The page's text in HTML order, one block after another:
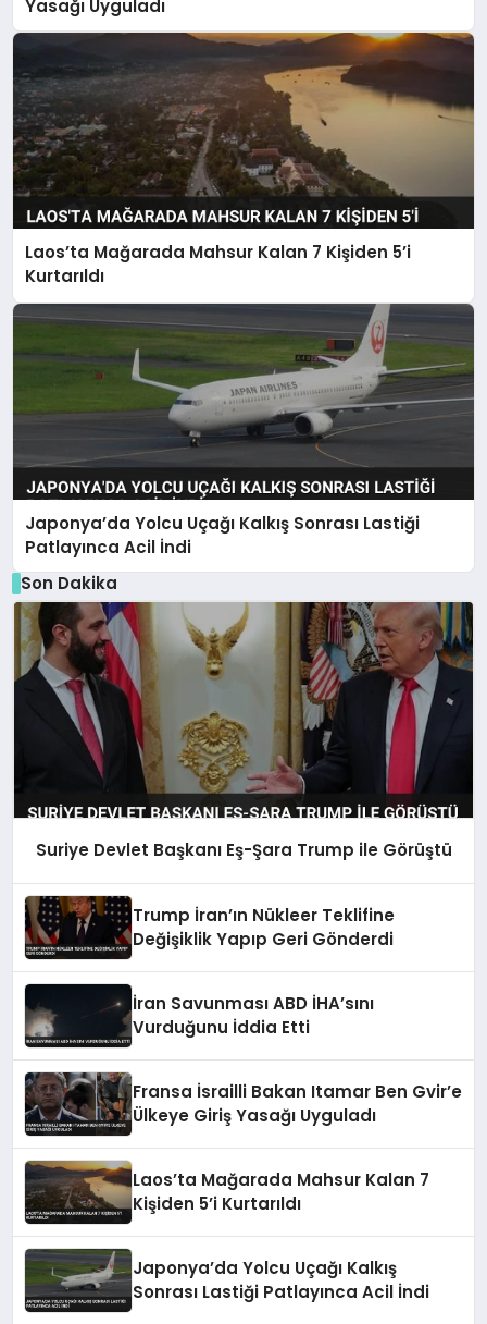
Yasağı Uyguladı
Laos’ta Mağarada Mahsur Kalan 7 Kişiden 5’i
Kurtarıldı
Japonya’da Yolcu Uçağı Kalkış Sonrası Lastiği
Patlayınca Acil İndi
Son Dakika
Suriye Devlet Başkanı Eş-Şara Trump ile Görüştü
Trump İran’ın Nükleer Teklifine
Değişiklik Yapıp Geri Gönderdi
İran Savunması ABD İHA’sını
Vurduğunu İddia Etti
Fransa İsrailli Bakan Itamar Ben Gvir’e
Ülkeye Giriş Yasağı Uyguladı
Laos’ta Mağarada Mahsur Kalan 7
Kişiden 5’i Kurtarıldı
Japonya’da Yolcu Uçağı Kalkış
Sonrası Lastiği Patlayınca Acil İndi